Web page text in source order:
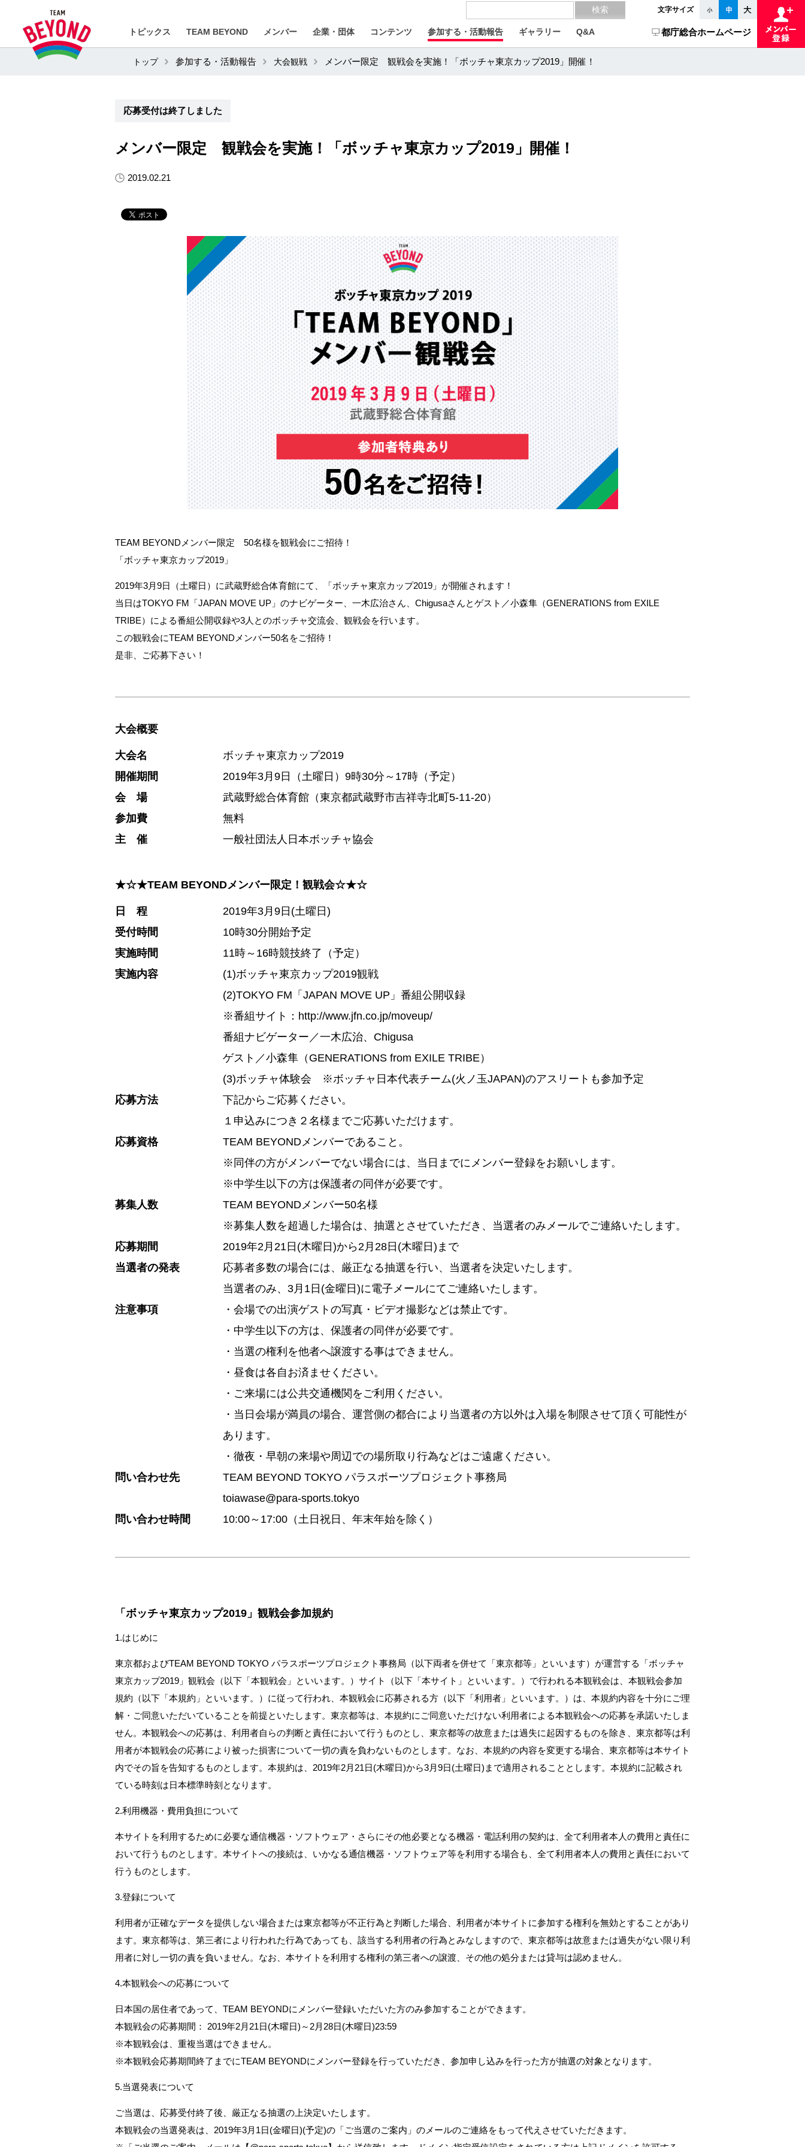
文字サイズ
トピックス TEAM BEYOND メンバー 企業・団体 コンテンツ 参加する・活動報告 ギャラリー Q&A 都庁総合ホームページ
トップ 参加する・活動報告 大会観戦 メンバー限定 観戦会を実施！「ボッチャ東京カップ2019」開催！
応募受付は終了しました
メンバー限定 観戦会を実施！「ボッチャ東京カップ2019」開催！
2019.02.21
TEAM BEYONDメンバー限定 50名様を観戦会にご招待！
「ボッチャ東京カップ2019」
2019年3月9日（土曜日）に武蔵野総合体育館にて、「ボッチャ東京カップ2019」が開催されます！
当日はTOKYO FM「JAPAN MOVE UP」のナビゲーター、一木広治さん、Chigusaさんとゲスト／小森隼（GENERATIONS from EXILE
TRIBE）による番組公開収録や3人とのボッチャ交流会、観戦会を行います。
この観戦会にTEAM BEYONDメンバー50名をご招待！
是非、ご応募下さい！
大会概要
大会名
ボッチャ東京カップ2019
開催期間
2019年3月9日（土曜日）9時30分～17時（予定）
会 場
武蔵野総合体育館（東京都武蔵野市吉祥寺北町5-11-20）
参加費
無料
主 催
一般社団法人日本ボッチャ協会
★☆★TEAM BEYONDメンバー限定！観戦会☆★☆
日 程
2019年3月9日(土曜日)
受付時間
10時30分開始予定
実施時間
11時～16時競技終了（予定）
実施内容
(1)ボッチャ東京カップ2019観戦
(2)TOKYO FM「JAPAN MOVE UP」番組公開収録
※番組サイト： http://www.jfn.co.jp/moveup/
番組ナビゲーター／一木広治、Chigusa
ゲスト／小森隼（GENERATIONS from EXILE TRIBE）
(3)ボッチャ体験会 ※ボッチャ日本代表チーム(火ノ玉JAPAN)のアスリートも参加予定
応募方法
下記からご応募ください。
１申込みにつき２名様までご応募いただけます。
応募資格
TEAM BEYONDメンバーであること。
※同伴の方がメンバーでない場合には、当日までにメンバー登録をお願いします。
※中学生以下の方は保護者の同伴が必要です。
募集人数
TEAM BEYONDメンバー50名様
※募集人数を超過した場合は、抽選とさせていただき、当選者のみメールでご連絡いたします。
応募期間
2019年2月21日(木曜日)から2月28日(木曜日)まで
当選者の発表
応募者多数の場合には、厳正なる抽選を行い、当選者を決定いたします。
当選者のみ、3月1日(金曜日)に電子メールにてご連絡いたします。
注意事項
・会場での出演ゲストの写真・ビデオ撮影などは禁止です。
・中学生以下の方は、保護者の同伴が必要です。
・当選の権利を他者へ譲渡する事はできません。
・昼食は各自お済ませください。
・ご来場には公共交通機関をご利用ください。
・当日会場が満員の場合、運営側の都合により当選者の方以外は入場を制限させて頂く可能性が
あります。
・徹夜・早朝の来場や周辺での場所取り行為などはご遠慮ください。
問い合わせ先
TEAM BEYOND TOKYO パラスポーツプロジェクト事務局
toiawase@para-sports.tokyo
問い合わせ時間
10:00～17:00（土日祝日、年末年始を除く）
「ボッチャ東京カップ2019」観戦会参加規約
1.はじめに
東京都およびTEAM BEYOND TOKYO パラスポーツプロジェクト事務局（以下両者を併せて「東京都等」といいます）が運営する「ボッチャ
東京カップ2019」観戦会（以下「本観戦会」といいます。）サイト（以下「本サイト」といいます。）で行われる本観戦会は、本観戦会参加
規約（以下「本規約」といいます。）に従って行われ、本観戦会に応募される方（以下「利用者」といいます。）は、本規約内容を十分にご理
解・ご同意いただいていることを前提といたします。東京都等は、本規約にご同意いただけない利用者による本観戦会への応募を承諾いたしま
せん。本観戦会への応募は、利用者自らの判断と責任において行うものとし、東京都等の故意または過失に起因するものを除き、東京都等は利
用者が本観戦会の応募により被った損害について一切の責を負わないものとします。なお、本規約の内容を変更する場合、東京都等は本サイト
内でその旨を告知するものとします。本規約は、2019年2月21日(木曜日)から3月9日(土曜日)まで適用されることとします。本規約に記載され
ている時刻は日本標準時刻となります。
2.利用機器・費用負担について
本サイトを利用するために必要な通信機器・ソフトウェア・さらにその他必要となる機器・電話利用の契約は、全て利用者本人の費用と責任に
おいて行うものとします。本サイトへの接続は、いかなる通信機器・ソフトウェア等を利用する場合も、全て利用者本人の費用と責任において
行うものとします。
3.登録について
利用者が正確なデータを提供しない場合または東京都等が不正行為と判断した場合、利用者が本サイトに参加する権利を無効とすることがあり
ます。東京都等は、第三者により行われた行為であっても、該当する利用者の行為とみなしますので、東京都等は故意または過失がない限り利
用者に対し一切の責を負いません。なお、本サイトを利用する権利の第三者への譲渡、その他の処分または貸与は認めません。
4.本観戦会への応募について
日本国の居住者であって、TEAM BEYONDにメンバー登録いただいた方のみ参加することができます。
本観戦会の応募期間： 2019年2月21日(木曜日)～2月28日(木曜日)23:59
※本観戦会は、重複当選はできません。
※本観戦会応募期間終了までにTEAM BEYONDにメンバー登録を行っていただき、参加申し込みを行った方が抽選の対象となります。
5.当選発表について
ご当選は、応募受付終了後、厳正なる抽選の上決定いたします。
本観戦会の当選発表は、2019年3月1日(金曜日)(予定)の「ご当選のご案内」のメールのご連絡をもって代えさせていただきます。